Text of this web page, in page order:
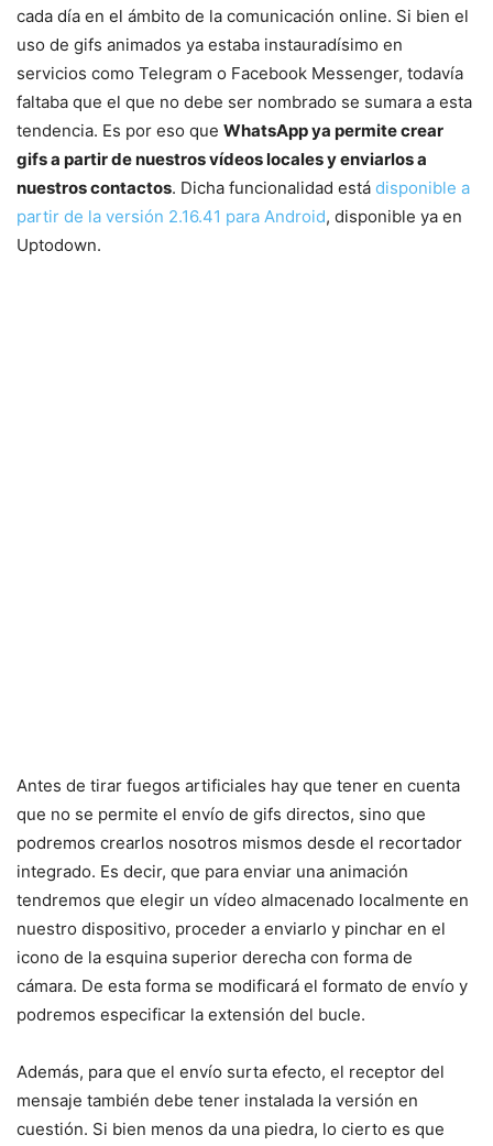
cada día en el ámbito de la comunicación online. Si bien el
uso de gifs animados ya estaba instauradísimo en
servicios como Telegram o Facebook Messenger, todavía
faltaba que el que no debe ser nombrado se sumara a esta
tendencia. Es por eso que WhatsApp ya permite crear
gifs a partir de nuestros vídeos locales y enviarlos a
nuestros contactos. Dicha funcionalidad está disponible a
partir de la versión 2.16.41 para Android, disponible ya en
Uptodown.
Antes de tirar fuegos artificiales hay que tener en cuenta
que no se permite el envío de gifs directos, sino que
podremos crearlos nosotros mismos desde el recortador
integrado. Es decir, que para enviar una animación
tendremos que elegir un vídeo almacenado localmente en
nuestro dispositivo, proceder a enviarlo y pinchar en el
icono de la esquina superior derecha con forma de
cámara. De esta forma se modificará el formato de envío y
podremos especificar la extensión del bucle.
Además, para que el envío surta efecto, el receptor del
mensaje también debe tener instalada la versión en
cuestión. Si bien menos da una piedra, lo cierto es que